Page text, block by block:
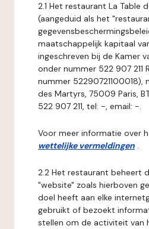
2.1 Het restaurant La Table
(aangeduid als het
maatschappelijk kapitaal
ingeschreven bij de Kamer
onder nummer 522 907 211
nummer
des Martyrs, 75009 Paris,
522 907 211, tel: -, email: -.
Voor meer informatie over
wettelijke vermeldingen .
2.2 Het restaurant beheert
"website" zoals hierboven
doel heeft aan elke
gebruikt of bezoekt
stellen om de activiteit van